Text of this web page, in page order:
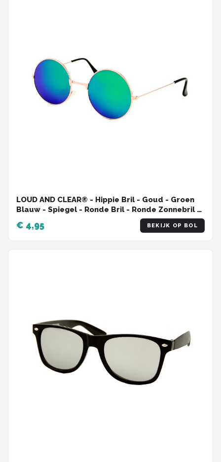
LOUD AND CLEAR® - Hippie Bril - Goud - Groen
Blauw - Spiegel - Ronde Bril - Ronde Zonnebril -
€ 4,95 BEKIJK OP BOL